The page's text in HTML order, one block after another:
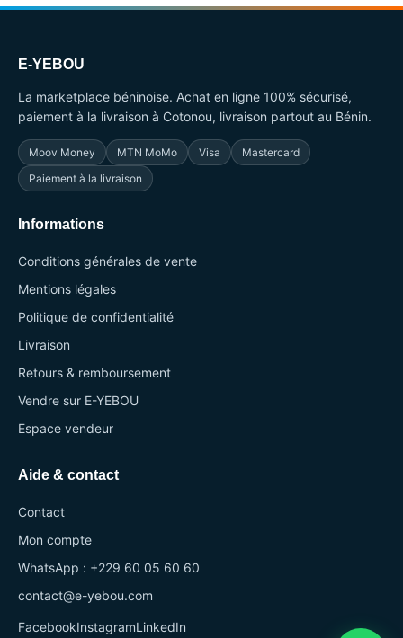
E-YEBOU
La marketplace béninoise. Achat en ligne 100% sécurisé,
paiement à la livraison à Cotonou, livraison partout au Bénin.
Moov Money MTN MoMo Visa
Mastercard
Paiement à la livraison
Informations
Conditions générales de vente
Mentions légales
Politique de confidentialité
Livraison
Retours & remboursement
Vendre sur E-YEBOU
Espace vendeur
Aide & contact
Contact
Mon compte
WhatsApp : +229 60 05 60 60
contact@e-yebou.com
FacebookInstagramLinkedIn